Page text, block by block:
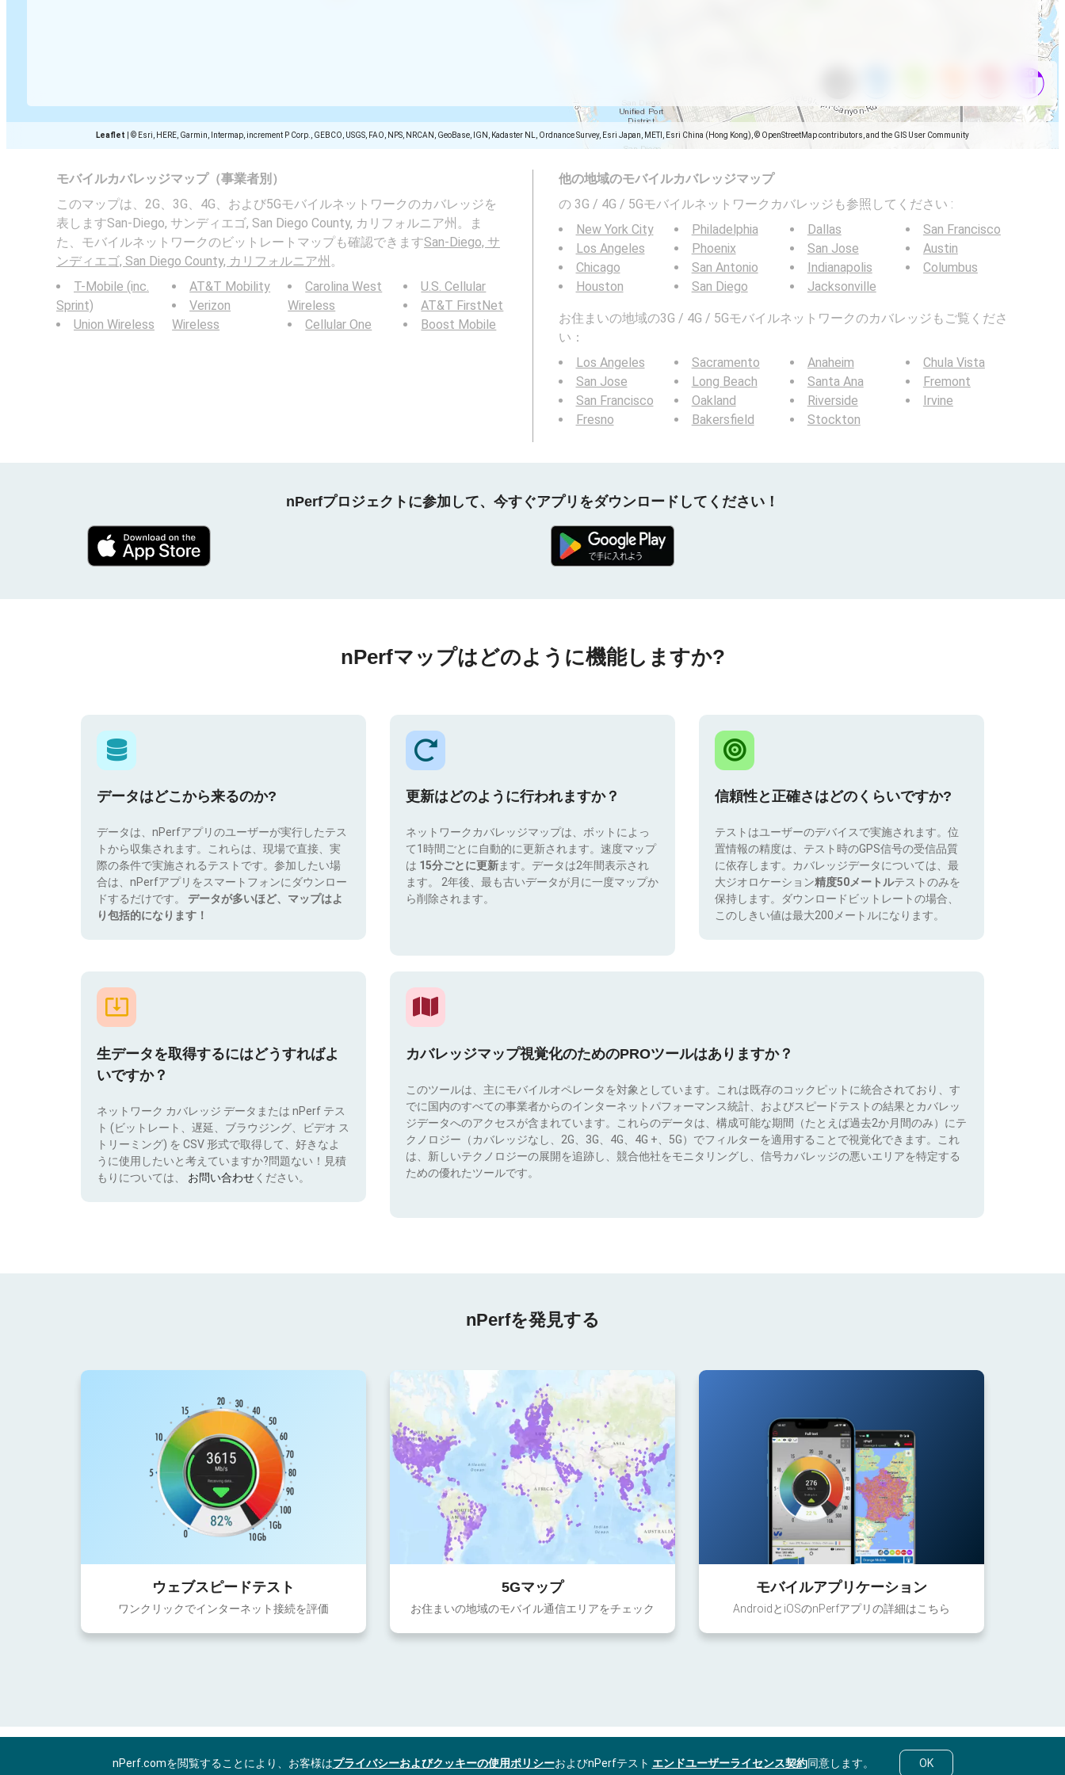
Leaflet © Esri, HERE, Garmin, Intermap, increment P Corp., GEBCO, USGS, FAO, NPS, NRCAN, GeoBase, IGN, Kadaster NL, Ordnance Survey, Esri Japan, METI, Esri China (Hong Kong), © OpenStreetMap contributors, and the GIS User Community
モバイルカバレッジマップ（事業者別）
このマップは、2G、3G、4G、および5Gモバイルネットワークのカバレッジを
表しますSan-Diego, サンディエゴ, San Diego County, カリフォルニア州。ま
た、モバイルネットワークのビットレートマップも確認できますSan-Diego, サ
ンディエゴ, San Diego County, カリフォルニア州 。
T-Mobile (inc.
Sprint)
Union Wireless
AT&T Mobility
Verizon
Wireless
Carolina West
Wireless
Cellular One
U.S. Cellular
AT&T FirstNet
Boost Mobile
他の地域のモバイルカバレッジマップ
の 3G / 4G / 5Gモバイルネットワークカバレッジも参照してください :
New York City
Los Angeles
Chicago
Houston
Philadelphia
Phoenix
San Antonio
San Diego
Dallas
San Jose
Indianapolis
Jacksonville
San Francisco
Austin
Columbus
お住まいの地域の3G / 4G / 5Gモバイルネットワークのカバレッジもご覧くださ
い：
Los Angeles
San Jose
San Francisco
Fresno
Sacramento
Long Beach
Oakland
Bakersfield
Anaheim
Santa Ana
Riverside
Stockton
Chula Vista
Fremont
Irvine
nPerfプロジェクトに参加して、今すぐアプリをダウンロードしてください！
nPerfマップはどのように機能しますか?
データはどこから来るのか?
データは、nPerfアプリのユーザーが実行したテス
トから収集されます。これらは、現場で直接、実
際の条件で実施されるテストです。参加したい場
合は、nPerfアプリをスマートフォンにダウンロー
ドするだけです。 データが多いほど、マップはよ
り包括的になります！
更新はどのように行われますか？
ネットワークカバレッジマップは、ボットによっ
て1時間ごとに自動的に更新されます。速度マップ
は 15分ごとに更新ます。データは2年間表示され
ます。 2年後、最も古いデータが月に一度マップか
ら削除されます。
信頼性と正確さはどのくらいですか?
テストはユーザーのデバイスで実施されます。位
置情報の精度は、テスト時のGPS信号の受信品質
に依存します。カバレッジデータについては、最
大ジオロケーション精度50メートルテストのみを
保持します。ダウンロードビットレートの場合、
このしきい値は最大200メートルになります。
生データを取得するにはどうすればよ
いですか？
ネットワーク カバレッジ データまたは nPerf テス
ト (ビットレート、遅延、ブラウジング、ビデオ ス
トリーミング) を CSV 形式で取得して、好きなよ
うに使用したいと考えていますか?問題ない！見積
もりについては、 お問い合わせください。
カバレッジマップ視覚化のためのPROツールはありますか？
このツールは、主にモバイルオペレータを対象としています。これは既存のコックピットに統合されており、す
でに国内のすべての事業者からのインターネットパフォーマンス統計、およびスピードテストの結果とカバレッ
ジデータへのアクセスが含まれています。これらのデータは、構成可能な期間（たとえば過去2か月間のみ）にテ
クノロジー（カバレッジなし、2G、3G、4G、4G +、5G）でフィルターを適用することで視覚化できます。これ
は、新しいテクノロジーの展開を追跡し、競合他社をモニタリングし、信号カバレッジの悪いエリアを特定する
ための優れたツールです。
nPerfを発見する
ウェブスピードテスト
ワンクリックでインターネット接続を評価
5Gマップ
お住まいの地域のモバイル通信エリアをチェック
モバイルアプリケーション
AndroidとiOSのnPerfアプリの詳細はこちら
nPerf.comを閲覧することにより、お客様はプライバシーおよびクッキーの使用ポリシーおよびnPerfテスト エンドユーザーライセンス契約同意します。 OK